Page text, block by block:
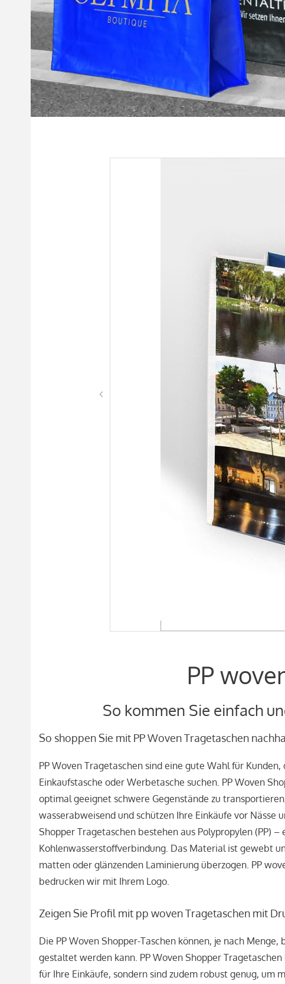
PP
So kommen Sie einfach
So shoppen Sie mit PP Woven Tragetaschen
PP Woven Tragetaschen sind eine gute Wahl für
Einkaufstasche oder Werbetasche suchen. PP Woven
optimal geeignet schwere Gegenstände zu
wasserabweisend und schützen Ihre Einkäufe vor Nässe
Shopper Tragetaschen bestehen aus Polypropylen (PP) –
Kohlenwasserstoffverbindung. Das Material ist gewebt
matten oder glänzenden Laminierung überzogen. PP
bedrucken wir mit Ihrem Logo.
Zeigen Sie Profil mit pp woven Tragetaschen mit
Die PP Woven Shopper-Taschen können, je nach
gestaltet werden kann. PP Woven Shopper
für Ihre Einkäufe, sondern sind zudem robust genug, um